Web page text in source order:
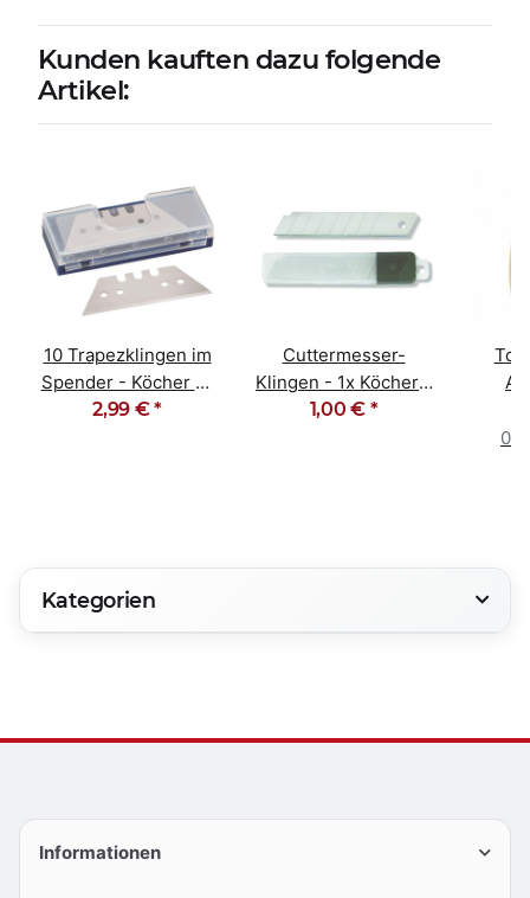
Kunden kauften dazu folgende
Artikel:
10 Trapezklingen im
Spender - Köcher 10
Stück
2,99 €*
Cuttermesser-
Klingen - 1x Köcher -
10 Stück 18mm
1,00 € *
Kategorien
Informationen